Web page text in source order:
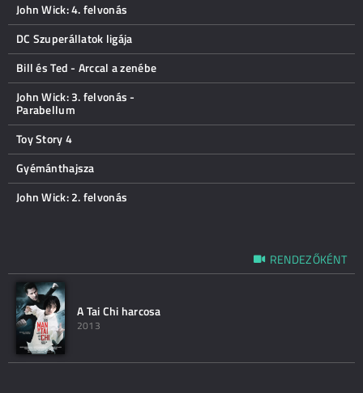
John Wick: 4. felvonás
DC Szuperállatok ligája
Bill és Ted - Arccal a zenébe
John Wick: 3. felvonás -
Parabellum
Toy Story 4
Gyémánthajsza
John Wick: 2. felvonás
RENDEZŐKÉNT
A Tai Chi harcosa
2013